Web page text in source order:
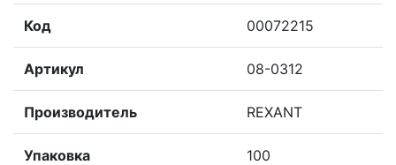
Код 00072215
Артикул 08-0312
Производитель REXANT
Упаковка 100